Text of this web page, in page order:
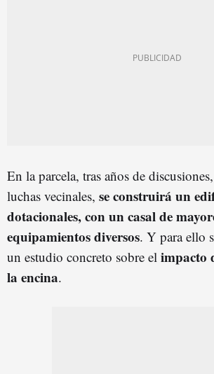
En la parcela, tras años de
luchas vecinales, se construirá un
dotacionales,con un casal de
equipamientos diversos. Y para ello
un estudio concreto sobre el impacto
la encina.